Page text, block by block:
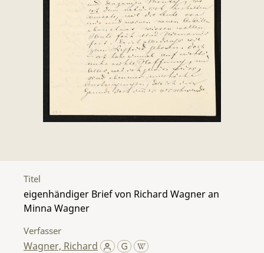
Titel
eigenhändiger Brief von Richard Wagner an
Minna Wagner
Verfasser
Wagner, Richard